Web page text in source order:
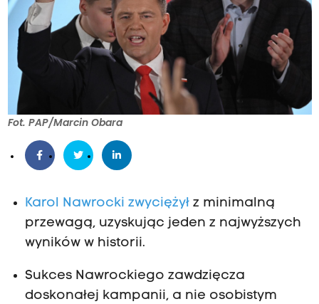
Fot. PAP/Marcin Obara
Karol Nawrocki zwyciężyłz minimalną
przewagą, uzyskując jeden z najwyższych
wyników w historii.
Sukces Nawrockiego zawdzięcza
doskonałej kampanii, a nie osobistym